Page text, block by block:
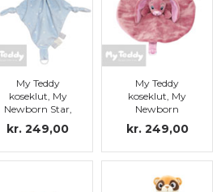
My Teddy
koseklut, My
Newborn Star,
kanin, blå
kr. 249,00
My Teddy
koseklut, My
Newborn
Collection, rosa
kanin
kr. 249,00